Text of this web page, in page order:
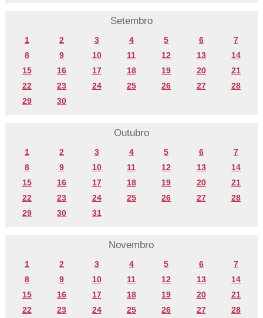
Setembro
1 2 3 4 5 6
7
8
9 10 11 12 13
14
15
16 17 18 19 20
21
22
23 24 25 26 27
28
29
30
Outubro
1 2 3 4 5 6
7
8
9 10 11 12 13
14
15
16 17 18 19 20
21
22
23 24 25 26 27
28
29
30 31
Novembro
1 2 3 4 5 6
7
8
9 10 11 12 13
14
15
16 17 18 19 20
21
22
23 24 25 26 27 28